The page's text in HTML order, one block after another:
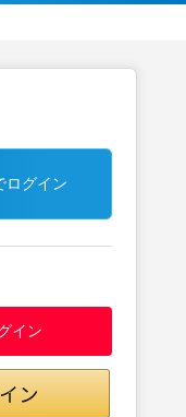
ログイン
イン